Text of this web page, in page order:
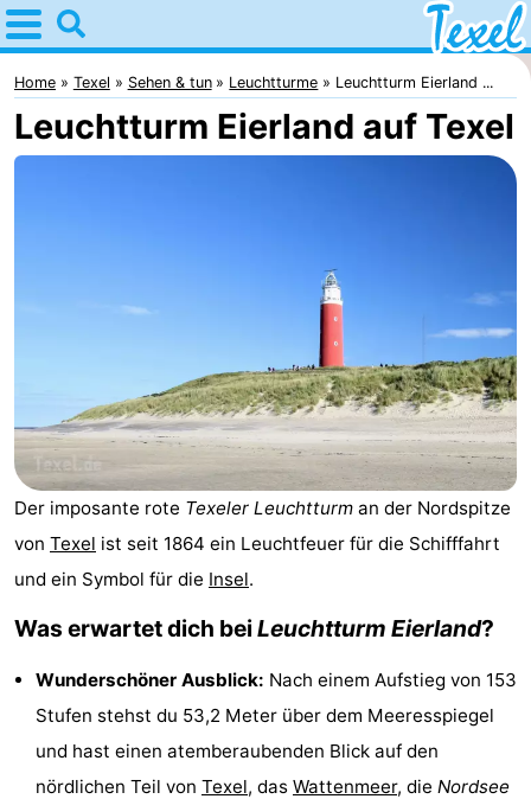
Home
Texel
Tipps
Hoorn
De
Cocksdorp
De
Koog
-
Oudeschild
Schönste
Aussichtspunkte
Übernachten
Home Texel Sehen & tun Leuchtturme Leuchtturm Eierland ...
Leuchtturm Eierland auf Texel
Der imposante rote Texeler Leuchtturm an der Nordspitze
von Texel ist seit 1864 ein Leuchtfeuer für die Schifffahrt
und ein Symbol für die Insel.
Was erwartet dich bei Leuchtturm Eierland?
Wunderschöner Ausblick: Nach einem Aufstieg von 153
Stufen stehst du 53,2 Meter über dem Meeresspiegel
und hast einen atemberaubenden Blick auf den
nördlichen Teil von Texel, das Wattenmeer, die Nordsee